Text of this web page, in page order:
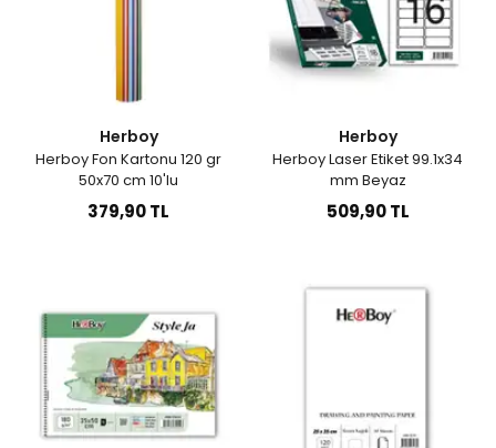
Herboy
Herboy Fon Kartonu 120 gr
50x70 cm 10'lu
379,90 TL
Herboy
Herboy Laser Etiket 99.1x34
mm Beyaz
509,90 TL